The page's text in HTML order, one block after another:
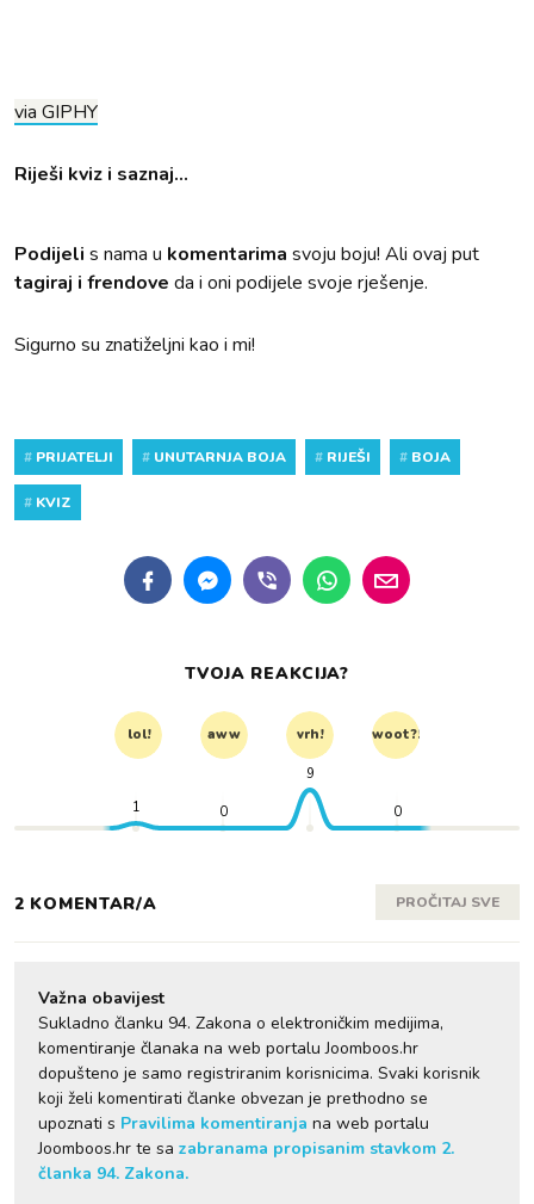
via GIPHY
Riješi kviz i saznaj...
Podijeli s nama u komentarima svoju boju! Ali ovaj put
tagiraj i frendove da i oni podijele svoje rješenje.
Sigurno su znatiželjni kao i mi!
# PRIJATELJI # UNUTARNJA BOJA # RIJEŠI # BOJA
# KVIZ
TVOJA REAKCIJA?
lol! aww vrh! woot?!
1 0
9
0
2 KOMENTAR/A PROČITAJ SVE
Važna obavijest
Sukladno članku 94. Zakona o elektroničkim medijima,
komentiranje članaka na web portalu Joomboos.hr
dopušteno je samo registriranim korisnicima. Svaki korisnik
koji želi komentirati članke obvezan je prethodno se
upoznati s Pravilima komentiranja na web portalu
Joomboos.hr te sa zabranama propisanim stavkom 2.
članka 94. Zakona.